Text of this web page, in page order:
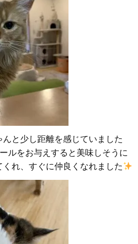
と少し距離を感じていました
ルをお与えすると美味しそうに
れ、すぐに仲良くなれました